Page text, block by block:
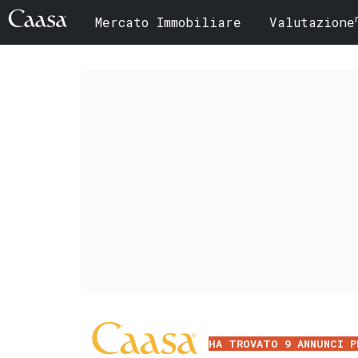
Mercato Immobiliare Valutazione
HA TROVATO 9 ANNUNCI